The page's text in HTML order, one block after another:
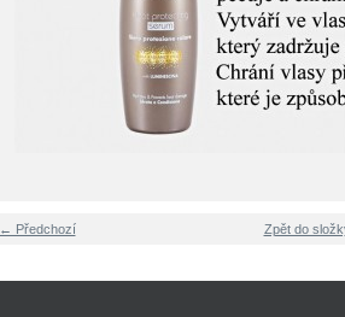
← Předchozí Zpět do